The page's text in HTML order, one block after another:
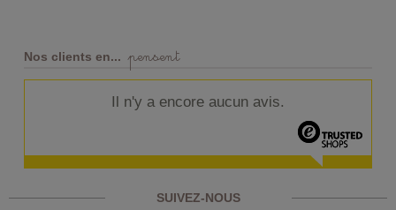
Nos clients en... pensent
Il n'y a encore aucun avis.
SUIVEZ-NOUS